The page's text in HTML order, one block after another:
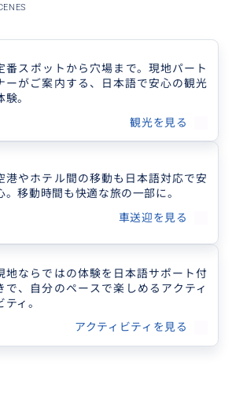
がすごくいい人だった
2026/8/2
ごせた
番スポットから穴場まで。現地パート
ーがご案内する、日本語で安心の観光
験。
観光を見る
港やホテル間の移動も日本語対応で安
。移動時間も快適な旅の一部に。
車送迎を見る
地ならではの体験を日本語サポート付
で、自分のペースで楽しめるアクティ
ティ。
アクティビティを見る